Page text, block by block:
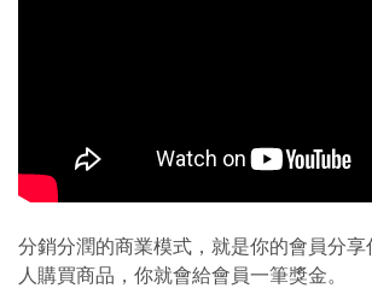
分銷分潤的商業模式，就是你的會員分
人購買商品，你就會給會員一筆獎金。